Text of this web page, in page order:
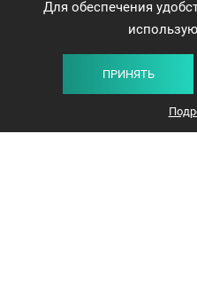
Для обеспечения
ПРИНЯТЬ